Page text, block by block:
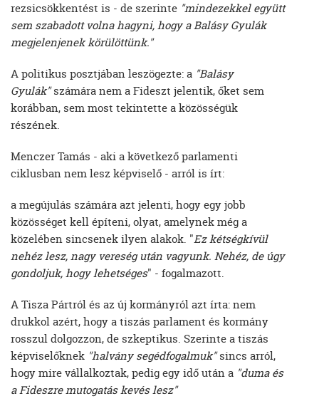
rezsicsökkentést is - de szerinte "mindezekkel együtt
sem szabadott volna hagyni, hogy a Balásy Gyulák
megjelenjenek körülöttünk."
A politikus posztjában leszögezte: a "Balásy
Gyulák"számára nem a Fideszt jelentik, őket sem
korábban, sem most tekintette a közösségük
részének.
Menczer Tamás - aki a következő parlamenti
ciklusban nem lesz képviselő - arról is írt:
a megújulás számára azt jelenti, hogy egy jobb
közösséget kell építeni, olyat, amelynek még a
közelében sincsenek ilyen alakok. "Ez kétségkívül
nehéz lesz, nagy vereség után vagyunk. Nehéz, de úgy
gondoljuk, hogy lehetséges" - fogalmazott.
A Tisza Pártról és az új kormányról azt írta: nem
drukkol azért, hogy a tiszás parlament és kormány
rosszul dolgozzon, de szkeptikus. Szerinte a tiszás
képviselőknek "halvány segédfogalmuk"sincs arról,
hogy mire vállalkoztak, pedig egy idő után a "duma és
a Fideszre mutogatás kevés lesz"